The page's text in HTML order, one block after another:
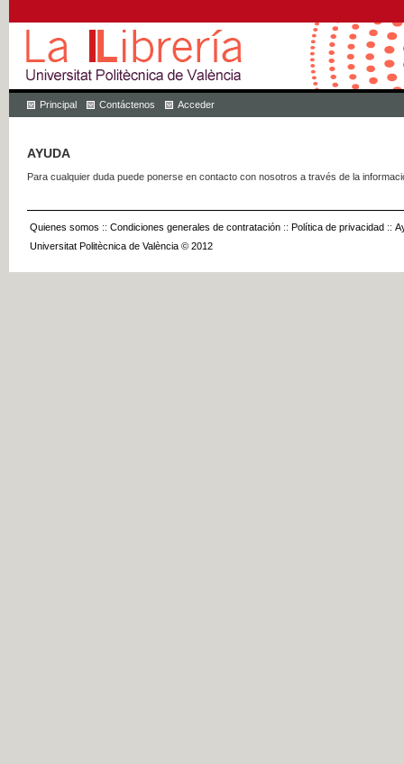
Principal Contáctenos Acceder
AYUDA
Para cualquier duda puede ponerse en contacto con nosotros a través de la
Quienes somos :: Condiciones generales de contratación :: Política de privacidad ::
Universitat Politècnica de València © 2012